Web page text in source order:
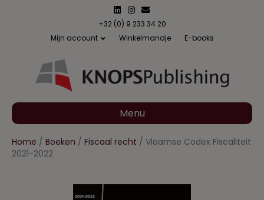
n
n
s
a
m
m
a
l
+32 (0) 9 233 34 20
Mijn account
Winkelmandje E-books
Menu
Home / Boeken / Fiscaal recht / Vlaamse Codex Fiscaliteit
2021-2022